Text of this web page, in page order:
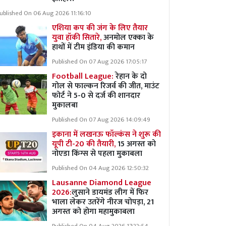
On 06 Aug 2026 11:16:10
एशिया कप की जंग के लिए तैयार
युवा हॉकी सितारे,अनमोल एक्का के
हाथों में टीम इंडिया की कमान
Published On 07 Aug 2026 17:05:17
Football League:रेहान के दो
गोल से फाल्कन रिजर्व की जीत, माउंट
फोर्ट ने 5-0 से दर्ज की शानदार
मुकालबा
Published On 07 Aug 2026 14:09:49
इकाना में लखनऊ फॉल्कंस ने शुरू की
यूपी टी-20 की तैयारी,15 अगस्त को
नोएडा किंग्स से पहला मुकाबला
Published On 04 Aug 2026 12:50:32
Lausanne Diamond League
2026:लुसाने डायमंड लीग में फिर
भाला लेकर उतरेंगे नीरज चोपड़ा, 21
अगस्त को होगा महामुकाबला